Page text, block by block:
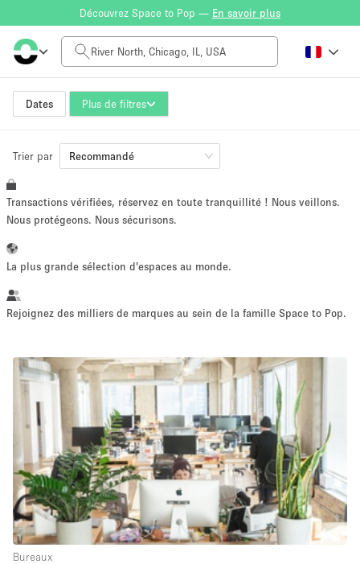
Découvrez Space to Pop — En savoir plus
Dates Plus de filtres
Tarif à la journée
$0
Taille de l'espace
~ 13 personnes
Vente au
détail
Showroom Événement Art Alimentation
Séance de
photo
Conférence Réunion Bureaux
Local
Commercial
Partagé
Type de l'espace
Trier par Recommandé
Transactions vérifiées, réservez en toute tranquillité ! Nous veillons.
Nous protégeons. Nous sécurisons.
La plus grande sélection d'espaces au monde.
Rejoignez des milliers de marques au sein de la famille Space to Pop.
Bureaux